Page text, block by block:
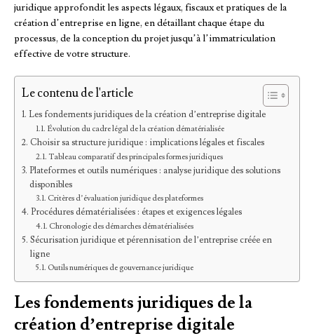
juridique approfondit les aspects légaux, fiscaux et pratiques de la
création d’entreprise en ligne, en détaillant chaque étape du
processus, de la conception du projet jusqu’à l’immatriculation
effective de votre structure.
Le contenu de l'article
Les fondements juridiques de la création d’entreprise digitale
Évolution du cadre légal de la création dématérialisée
Choisir sa structure juridique : implications légales et fiscales
Tableau comparatif des principales formes juridiques
Plateformes et outils numériques : analyse juridique des solutions
disponibles
Critères d’évaluation juridique des plateformes
Procédures dématérialisées : étapes et exigences légales
Chronologie des démarches dématérialisées
Sécurisation juridique et pérennisation de l’entreprise créée en
ligne
Outils numériques de gouvernance juridique
Les fondements juridiques de la
création d’entreprise digitale